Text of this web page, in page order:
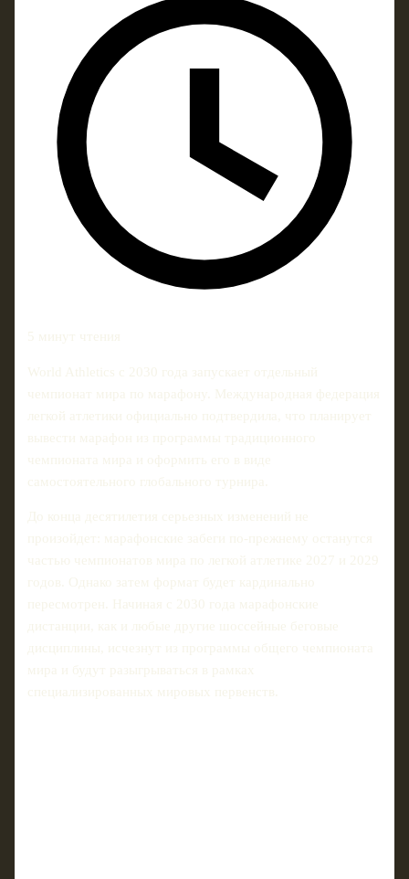
5 минут чтения
World Athletics с 2030 года запускает отдельный
чемпионат мира по марафону. Международная федерация
легкой атлетики официально подтвердила, что планирует
вывести марафон из программы традиционного
чемпионата мира и оформить его в виде
самостоятельного глобального турнира.
До конца десятилетия серьезных изменений не
произойдет: марафонские забеги по-прежнему останутся
частью чемпионатов мира по легкой атлетике 2027 и 2029
годов. Однако затем формат будет кардинально
пересмотрен. Начиная с 2030 года марафонские
дистанции, как и любые другие шоссейные беговые
дисциплины, исчезнут из программы общего чемпионата
мира и будут разыгрываться в рамках
специализированных мировых первенств.